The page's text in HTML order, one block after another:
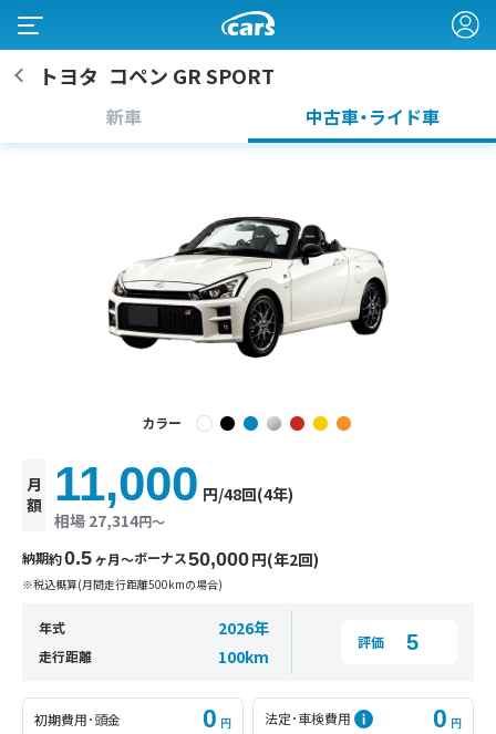
トヨタ コペン GR SPORT
新車 中古車・ライド車
カラー
月
額
相場 27,314円〜
11,000 円/48回(4年)
納期約0.5ヶ月〜ボーナス50,000円(年2回)
※税込概算(月間走行距離500kmの場合)
年式 2026年
走行距離 100km
評価 5
初期費用･頭金 0 円 法定･車検費用 0 円